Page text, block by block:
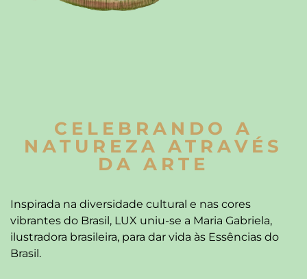
CELEBRANDO A
NATUREZA ATRAVÉS
DA ARTE
Inspirada na diversidade cultural e nas cores
vibrantes do Brasil, LUX uniu-se a Maria Gabriela,
ilustradora brasileira, para dar vida às Essências do
Brasil.